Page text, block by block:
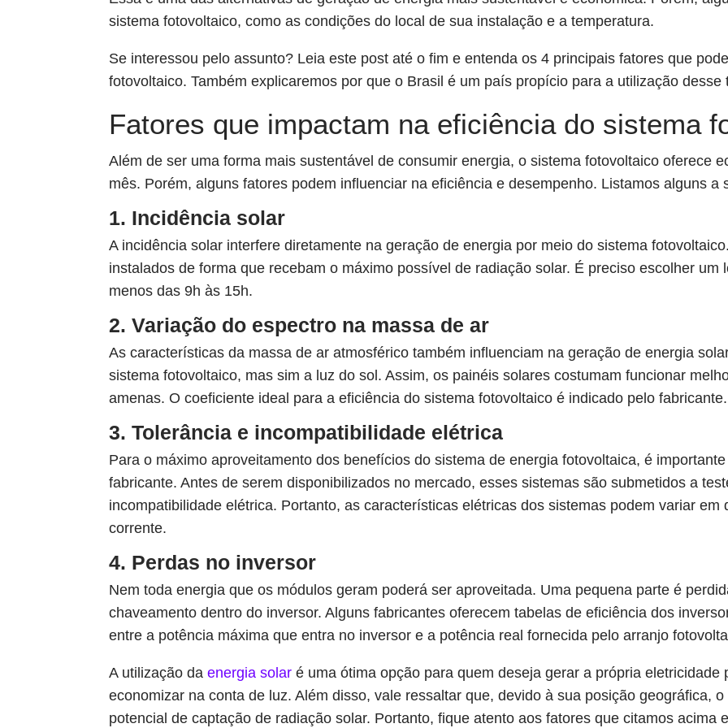
sistema fotovoltaico, como as condições do local de sua instalação e a temperatura.
Se interessou pelo assunto? Leia este post até o fim e entenda os 4 principais fatores que
fotovoltaico. Também explicaremos por que o Brasil é um país propício para a utilização
Fatores que impactam na eficiência do sistema
Além de ser uma forma mais sustentável de consumir energia, o sistema fotovoltaico oferece
mês. Porém, alguns fatores podem influenciar na eficiência e desempenho. Listamos alguns a
1. Incidência solar
A incidência solar interfere diretamente na geração de energia por meio do sistema
instalados de forma que recebam o máximo possível de radiação solar. É preciso escolher um
menos das 9h às 15h.
2. Variação do espectro na massa de ar
As características da massa de ar atmosférico também influenciam na geração de energia
sistema fotovoltaico, mas sim a luz do sol. Assim, os painéis solares costumam funcionar
amenas. O coeficiente ideal para a eficiência do sistema fotovoltaico é indicado pelo fabricante.
3. Tolerância e incompatibilidade elétrica
Para o máximo aproveitamento dos benefícios do sistema de energia fotovoltaica, é
fabricante. Antes de serem disponibilizados no mercado, esses sistemas são submetidos a
incompatibilidade elétrica. Portanto, as características elétricas dos sistemas podem variar
corrente.
4. Perdas no inversor
Nem toda energia que os módulos geram poderá ser aproveitada. Uma pequena parte é
chaveamento dentro do inversor. Alguns fabricantes oferecem tabelas de eficiência dos
entre a potência máxima que entra no inversor e a potência real fornecida pelo arranjo
A utilização daenergia solar é uma ótima opção para quem deseja gerar a própria
economizar na conta de luz. Além disso, vale ressaltar que, devido à sua posição geográfica,
potencial de captação de radiação solar. Portanto, fique atento aos fatores que citamos acima